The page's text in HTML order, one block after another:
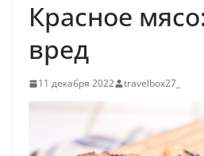
Красное
вред
11 декабря 2022 travelbox27_